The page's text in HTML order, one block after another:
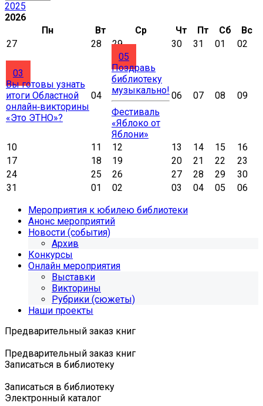
2025
2026
Пн
Вт Ср Чт Пт Сб
Вс
27
28 29 30 31 01 02
03
Вы готовы узнать
итоги Областной
онлайн‑викторины
«Это ЭТНО»?
04
05
Поздравь
библиотеку
музыкально!
Фестиваль
«Яблоко от
Яблони»
06 07 08 09
10 11 12 13 14 15
16
17
18 19 20 21 22
23
24
25 26 27 28 29
30
31
01 02 03 04 05
06
Мероприятия к юбилею библиотеки
Анонс мероприятий
Новости (события)
Архив
Конкурсы
Онлайн мероприятия
Выставки
Викторины
Рубрики (сюжеты)
Наши проекты
Предварительный заказ книг
Предварительный заказ книг
Записаться в библиотеку
Записаться в библиотеку
Электронный каталог